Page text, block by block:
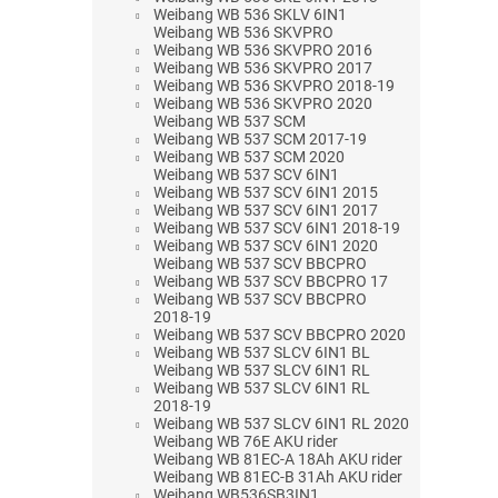
Weibang WB 536 SKLV 6IN1
Weibang WB 536 SKVPRO
Weibang WB 536 SKVPRO 2016
Weibang WB 536 SKVPRO 2017
Weibang WB 536 SKVPRO 2018-19
Weibang WB 536 SKVPRO 2020
Weibang WB 537 SCM
Weibang WB 537 SCM 2017-19
Weibang WB 537 SCM 2020
Weibang WB 537 SCV 6IN1
Weibang WB 537 SCV 6IN1 2015
Weibang WB 537 SCV 6IN1 2017
Weibang WB 537 SCV 6IN1 2018-19
Weibang WB 537 SCV 6IN1 2020
Weibang WB 537 SCV BBCPRO
Weibang WB 537 SCV BBCPRO 17
Weibang WB 537 SCV BBCPRO
2018-19
Weibang WB 537 SCV BBCPRO 2020
Weibang WB 537 SLCV 6IN1 BL
Weibang WB 537 SLCV 6IN1 RL
Weibang WB 537 SLCV 6IN1 RL
2018-19
Weibang WB 537 SLCV 6IN1 RL 2020
Weibang WB 76E AKU rider
Weibang WB 81EC-A 18Ah AKU rider
Weibang WB 81EC-B 31Ah AKU rider
Weibang WB536SB3IN1